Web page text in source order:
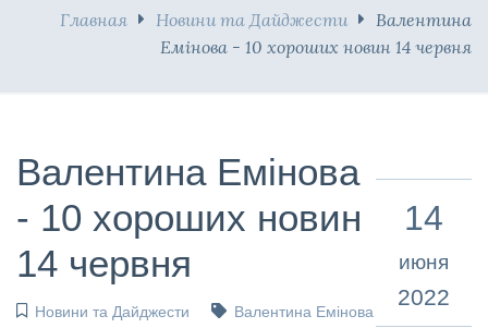
Главная Новини та Дайджести
Валентина
Емінова - 10 хороших новин 14 червня
Валентина Емінова
- 10 хороших новин
14 червня
Новини та Дайджести
Валентина Емінова
14
июня
2022